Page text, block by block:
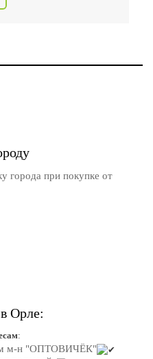
города при покупке от
Орле:
:
м-н "ОПТОВИЧЁК"